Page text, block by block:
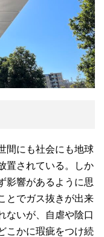
間にも社会にも地球
置されている。しか
影響があるように思
とでガス抜きが出来
ないが、自虐や陰口
こかに瑕疵をつけ続